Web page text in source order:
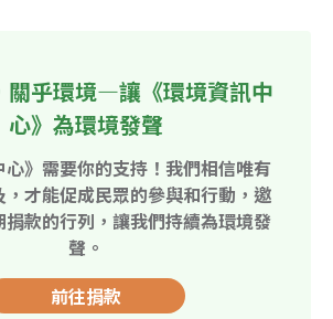
關乎環境—讓《環境資訊中
心》為環境發聲
心》需要你的支持！我們相信唯有
，才能促成民眾的參與和行動，邀
款的行列，讓我們持續為環境發
聲。
前往捐款